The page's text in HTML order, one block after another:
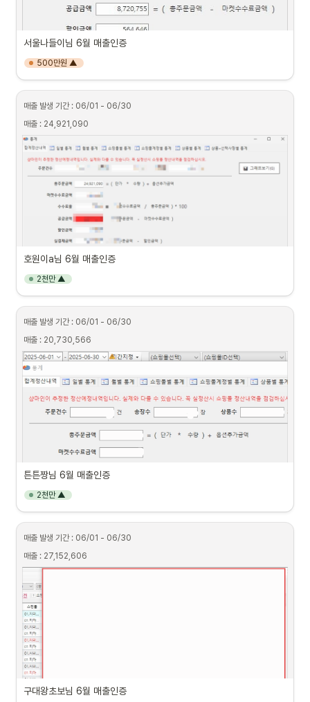
서울나들이님 6월 매출인증
500만원 ▲
매출 발생 기간 : 06/01 - 06/30
매출 : 24,921,090
호원이a님 6월 매출인증
2천만 ▲
매출 발생 기간 : 06/01 - 06/30
매출 : 20,730,566
튼튼짱님 6월 매출인증
2천만 ▲
매출 발생 기간 : 06/01 - 06/30
매출 : 27,152,606
구대왕초보님 6월 매출인증